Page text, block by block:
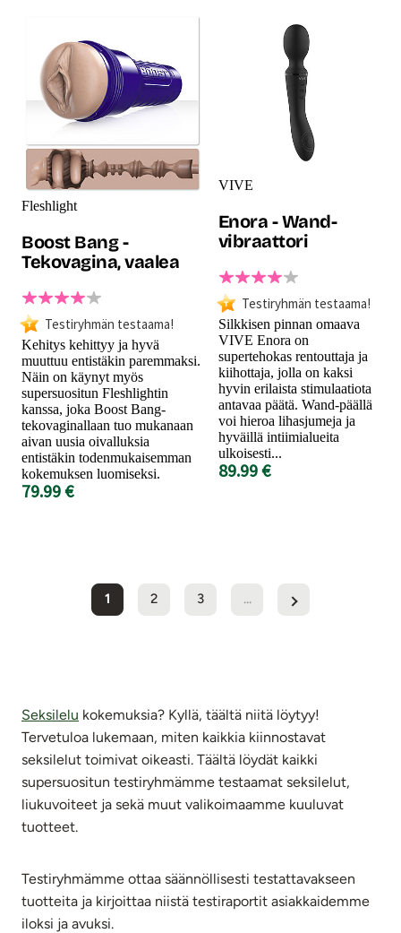
Fleshlight
Boost Bang -
Tekovagina, vaalea
Testiryhmän testaama!
Kehitys kehittyy ja hyvä
muuttuu entistäkin paremmaksi.
Näin on käynyt myös
supersuositun Fleshlightin
kanssa, joka Boost Bang-
tekovaginallaan tuo mukanaan
aivan uusia oivalluksia
entistäkin todenmukaisemman
kokemuksen luomiseksi.
79.99 €
VIVE
Enora - Wand-
vibraattori
Testiryhmän testaama!
Silkkisen pinnan omaava
VIVE Enora on
supertehokas rentouttaja ja
kiihottaja, jolla on kaksi
hyvin erilaista stimulaatiota
antavaa päätä. Wand-päällä
voi hieroa lihasjumeja ja
hyväillä intiimialueita
ulkoisesti...
89.99 €
1 2 3 ...
Seksilelu kokemuksia? Kyllä, täältä niitä löytyy!
Tervetuloa lukemaan, miten kaikkia kiinnostavat
seksilelut toimivat oikeasti. Täältä löydät kaikki
supersuositun testiryhmämme testaamat seksilelut,
liukuvoiteet ja sekä muut valikoimaamme kuuluvat
tuotteet.
Testiryhmämme ottaa säännöllisesti testattavakseen
tuotteita ja kirjoittaa niistä testiraportit asiakkaidemme
iloksi ja avuksi.